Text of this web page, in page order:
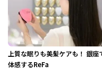
上質な眠りも美髪ケアも！ 銀座
体感するReFa